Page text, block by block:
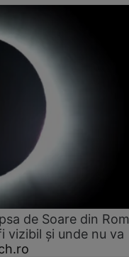
de Soare din
vizibil și unde nu va